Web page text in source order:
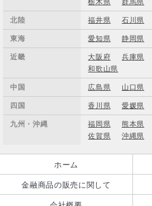
北陸 福井県 石川県
東海 愛知県 静岡県
近畿 大阪府 兵庫県
和歌山県
中国 広島県 山口県
四国 香川県 愛媛県
九州・沖縄 福岡県 熊本県
佐賀県
沖縄県
ホーム
金融商品の販売に関して